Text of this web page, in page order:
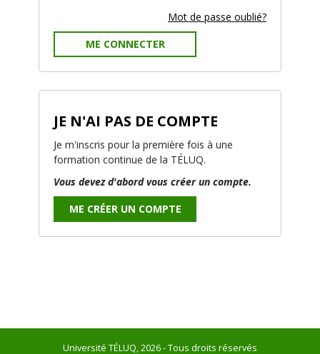
Mot de passe oublié?
ME CONNECTER
JE N'AI PAS DE COMPTE
Je m'inscris pour la première fois à une
formation continue de la TÉLUQ.
Vous devez d'abord vous créer un compte.
ME CRÉER UN COMPTE
Université TÉLUQ, 2026 - Tous droits réservés